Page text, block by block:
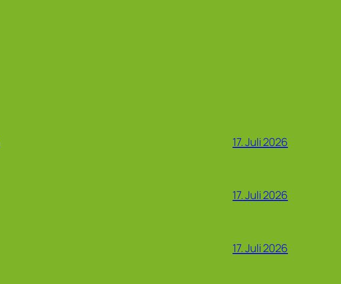
17. Juli 2026
17. Juli 2026
17. Juli 2026